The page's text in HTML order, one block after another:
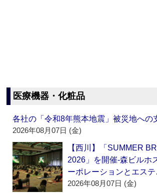
医療機器・化粧品
各社の「令和8年熊本地震」被災地への
2026年08月07日 (金)
【西川】「SUMMER
2026」を開催‐森ビルホ
ーポレーションとエス
2026年08月07日 (金)